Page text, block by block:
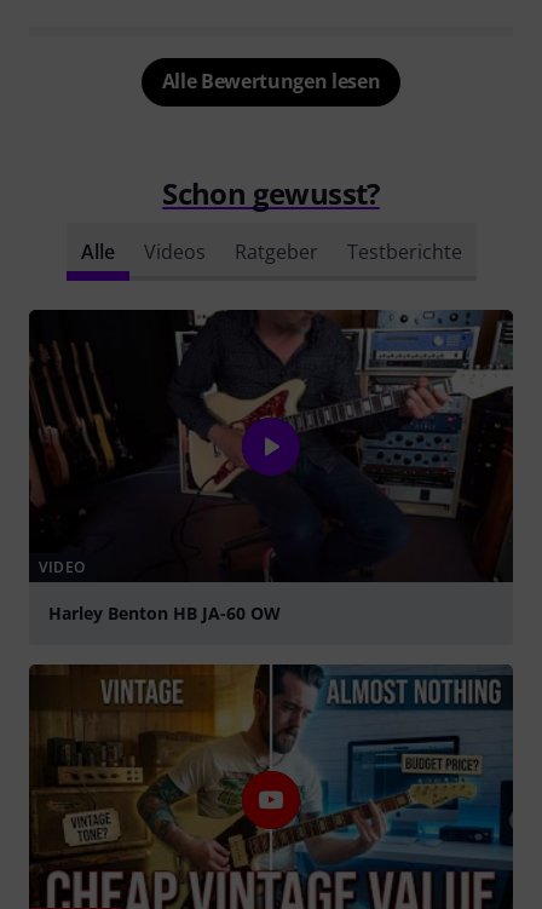
Alle Bewertungen lesen
Schon gewusst?
Alle Videos Ratgeber Testberichte
VIDEO
Harley Benton HB JA-60 OW